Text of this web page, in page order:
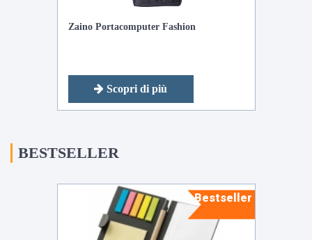
Zaino Portacomputer Fashion
Scopri di più
BESTSELLER
Bestseller